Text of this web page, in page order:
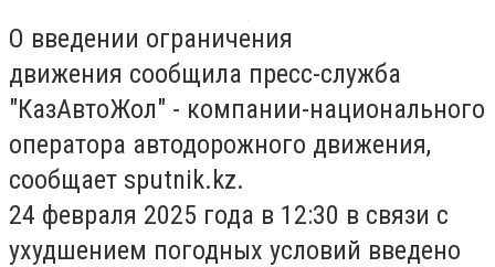
О введении ограничения
движения сообщила пресс-служба
"КазАвтоЖол" - компании-национального
оператора автодорожного движения,
сообщает sputnik.kz.
24 февраля 2025 года в 12:30 в связи с
ухудшением погодных условий введено